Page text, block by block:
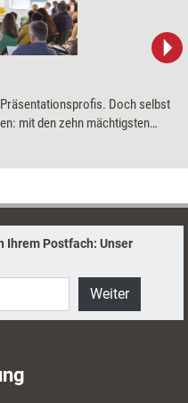
Doch selbst
mit den zehn mächtigsten
Ihrem Postfach: Unser
Weiter